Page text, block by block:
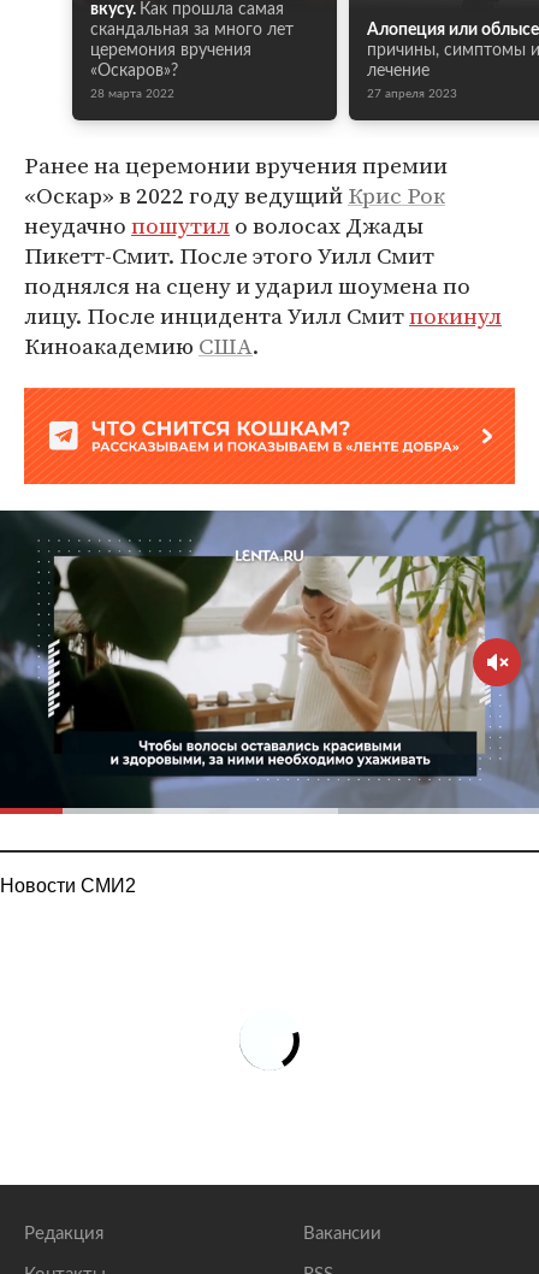
вкусу. Как прошла самая
скандальная за много лет
церемония вручения
«Оскаров»?
28 марта 2022
Алопеция или
причины, симптомы и
лечение
27 апреля 2023
Ранее на церемонии вручения премии
«Оскар» в 2022 году ведущийКрис Рок
неудачнопошутило волосах Джады
Пикетт-Смит. После этого Уилл Смит
поднялся на сцену и ударил шоумена по
лицу. После инцидента Уилл Смитпокинул
Киноакадемию США.
Новости СМИ2
Редакция Вакансии